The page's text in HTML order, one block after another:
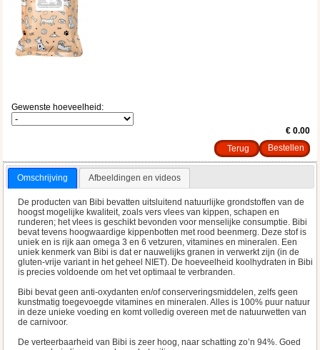
Gewenste hoeveelheid:
€ 0.00
Terug
Omschrijving Afbeeldingen en videos
De producten van Bibi bevatten uitsluitend natuurlijke grondstoffen van de
hoogst mogelijke kwaliteit, zoals vers vlees van kippen, schapen en
runderen; het vlees is geschikt bevonden voor menselijke consumptie. Bibi
bevat tevens hoogwaardige kippenbotten met rood beenmerg. Deze stof is
uniek en is rijk aan omega 3 en 6 vetzuren, vitamines en mineralen. Een
uniek kenmerk van Bibi is dat er nauwelijks granen in verwerkt zijn (in de
gluten-vrije variant in het geheel NIET). De hoeveelheid koolhydraten in Bibi
is precies voldoende om het vet optimaal te verbranden.
Bibi bevat geen anti-oxydanten en/of conserveringsmiddelen, zelfs geen
kunstmatig toegevoegde vitamines en mineralen. Alles is 100% puur natuur
in deze unieke voeding en komt volledig overeen met de natuurwetten van
de carnivoor.
De verteerbaarheid van Bibi is zeer hoog, naar schatting zo’n 94%. Goed